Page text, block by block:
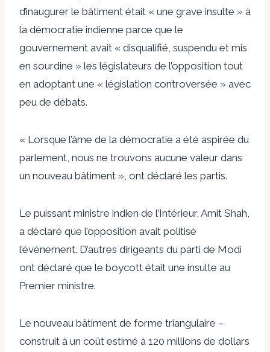
d’inaugurer le bâtiment était « une grave insulte » à
la démocratie indienne parce que le
gouvernement avait « disqualifié, suspendu et mis
en sourdine » les législateurs de l’opposition tout
en adoptant une « législation controversée » avec
peu de débats.
« Lorsque l’âme de la démocratie a été aspirée du
parlement, nous ne trouvons aucune valeur dans
un nouveau bâtiment », ont déclaré les partis.
Le puissant ministre indien de l’Intérieur, Amit Shah,
a déclaré que l’opposition avait politisé
l’événement. D’autres dirigeants du parti de Modi
ont déclaré que le boycott était une insulte au
Premier ministre.
Le nouveau bâtiment de forme triangulaire –
construit à un coût estimé à 120 millions de dollars